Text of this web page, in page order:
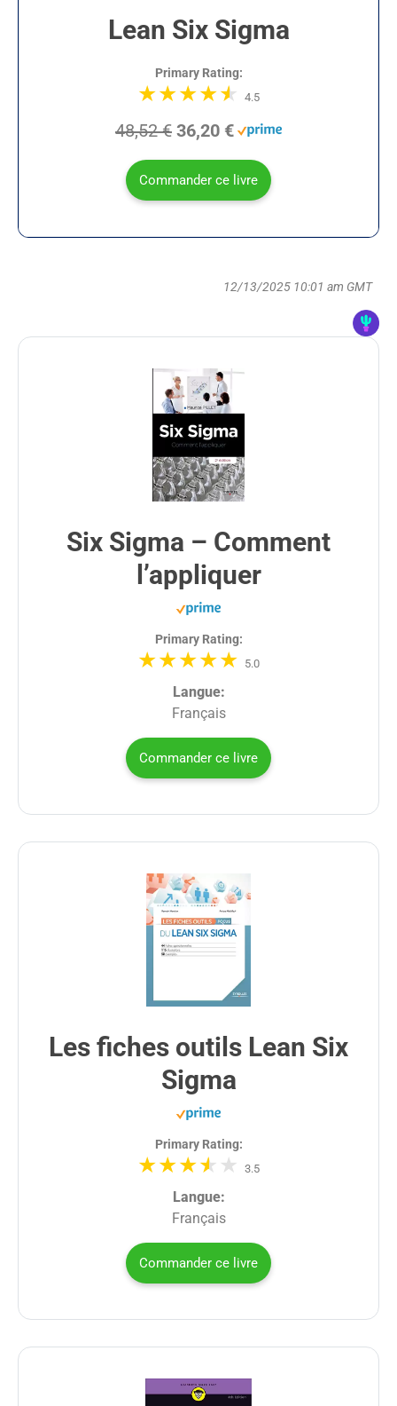
Lean Six Sigma
Primary Rating:
4.5
48,52 € 36,20 €
Commander ce livre
12/13/2025 10:01 am GMT
Six Sigma – Comment
l’appliquer
Primary Rating:
5.0
Langue:
Français
Commander ce livre
Les fiches outils Lean Six
Sigma
Primary Rating:
3.5
Langue:
Français
Commander ce livre